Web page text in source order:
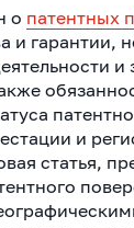
о патентных
и гарантии,
и
статья,